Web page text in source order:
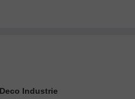
Deco Industrie